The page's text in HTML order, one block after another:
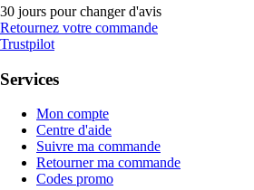
30 jours pour changer d'avis
Retournez votre commande
Trustpilot
Services
Mon compte
Centre d'aide
Suivre ma commande
Retourner ma commande
Codes promo